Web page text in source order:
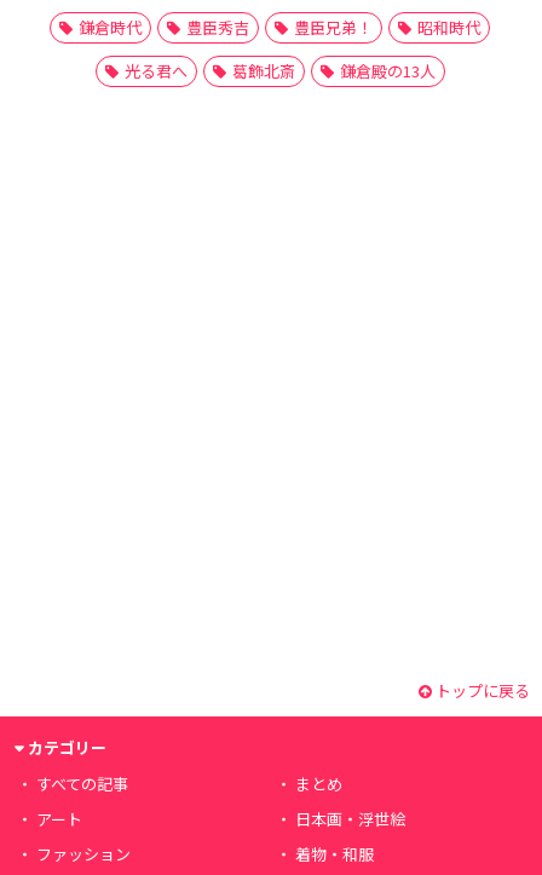
鎌倉時代
豊臣秀吉 豊臣兄弟！
昭和時代
光る君へ
葛飾北斎 鎌倉殿の13人
トップに戻る
カテゴリー
すべての記事
まとめ
アート
日本画・浮世絵
ファッション
着物・和服